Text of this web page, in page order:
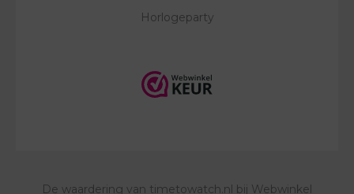
Horlogeparty
De waardering van timetowatch.nl bij Webwinkel